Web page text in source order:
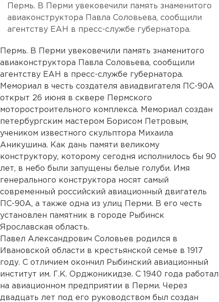
Пермь. В Перми увековечили память знаменитого
авиаконструктора Павла Соловьева, сообщили
агентству ЕАН в пресс-службе губернатора.
Пермь. В Перми увековечили память знаменитого
авиаконструктора Павла Соловьева, сообщили
агентству ЕАН в пресс-службе губернатора.
Мемориал в честь создателя авиадвигателя ПС-90А
открыт 26 июня в сквере Пермского
моторостроительного комплекса. Мемориал создан
петербургским мастером Борисом Петровым,
учеником известного скульптора Михаила
Аникушина. Как дань памяти великому
конструктору, которому сегодня исполнилось бы 90
лет, в небо были запущены белые голуби. Имя
генерального конструктора носят самый
современный российский авиационный двигатель
ПС-90А, а также одна из улиц Перми. В его честь
установлен памятник в городе Рыбинск
Ярославская область.
Павел Александрович Соловьев родился в
Ивановской области в крестьянской семье в 1917
году. С отличием окончил Рыбинский авиационный
институт им. Г.К. Орджоникидзе. С 1940 года работал
на авиационном предприятии в Перми. Через
двадцать лет под его руководством был создан